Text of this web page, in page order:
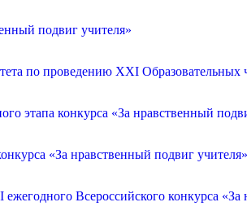
подвиг учителя»
по проведению XXI
этапа конкурса «За нравственный
«За нравственный подвиг
Всероссийского конкурса